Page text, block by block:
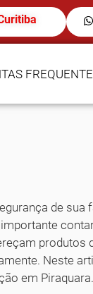
de sua
produtos
Neste
em Piraquara.